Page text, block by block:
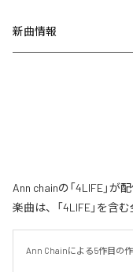
新曲情報
Ann chainの「4LIFE」
楽曲は、「4LIFE」を含
Ann Chainによる5作目の作